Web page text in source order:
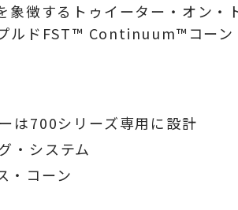
徴するトゥイーター・オン・
ルドFST™ Continuum™コー
は700シリーズ専用に設計
・システム
・コーン